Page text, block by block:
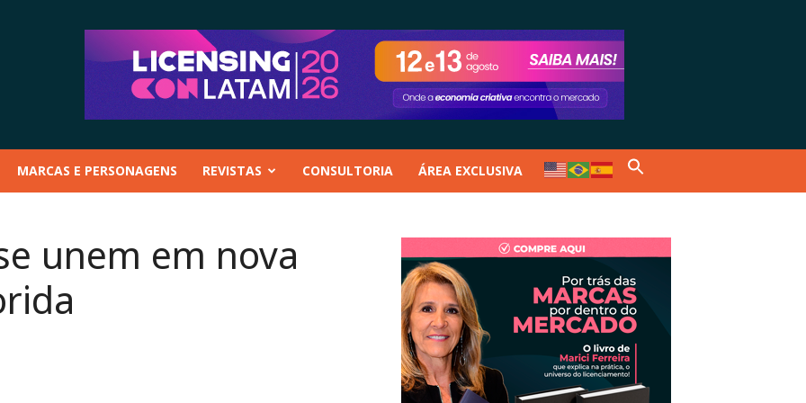
MARCAS E PERSONAGENS REVISTAS CONSULTORIA ÁREA EXCLUSIVA
unem em nova